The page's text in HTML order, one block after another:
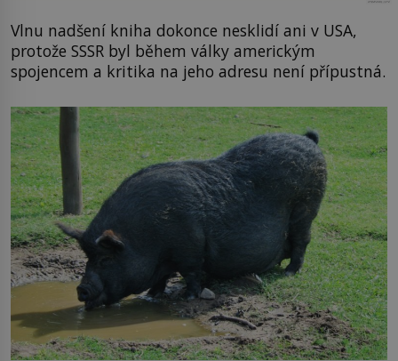
Vlnu nadšení kniha dokonce nesklidí ani v USA,
protože SSSR byl během války americkým
spojencem a kritika na jeho adresu není přípustná.